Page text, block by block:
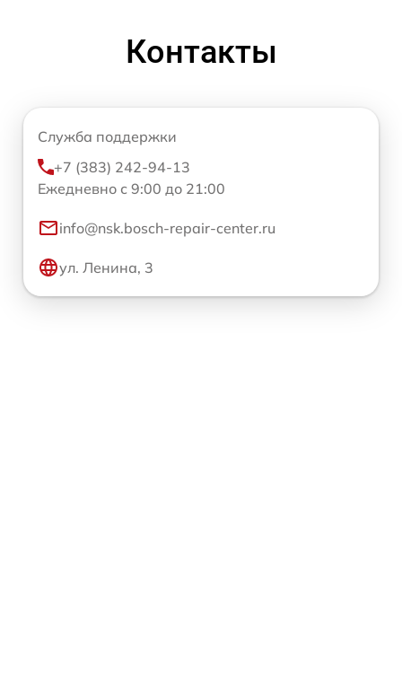
Контакты
Служба поддержки
+7 (383) 242-94-13
Ежедневно с 9:00 до 21:00
info@nsk.bosch-repair-center.ru
ул. Ленина, 3